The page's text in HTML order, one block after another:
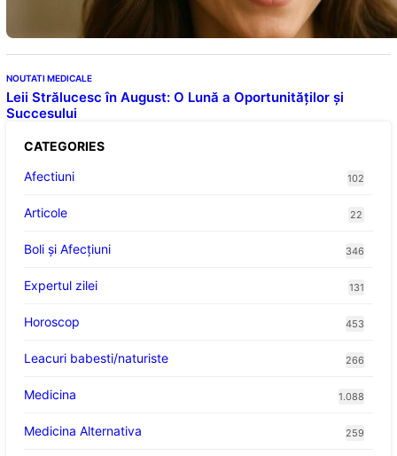
consumului zilnic
NOUTATI MEDICALE
Leii Strălucesc în August: O Lună a Oportunităților și
Succesului
CATEGORIES
Afectiuni
102
Articole 22
Boli și Afecțiuni 346
Expertul zilei 131
Horoscop 453
Leacuri babesti/naturiste 266
Medicina 1.088
Medicina Alternativa 259